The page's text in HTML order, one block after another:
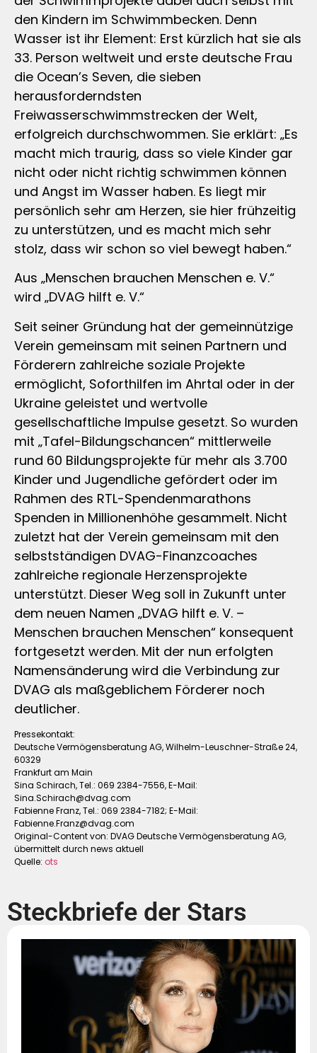
den Kindern im Schwimmbecken. Denn
Wasser ist ihr Element: Erst kürzlich hat sie als
33. Person weltweit und erste deutsche Frau
die Ocean’s Seven, die sieben
herausforderndsten
Freiwasserschwimmstrecken der Welt,
erfolgreich durchschwommen. Sie erklärt: „Es
macht mich traurig, dass so viele Kinder gar
nicht oder nicht richtig schwimmen können
und Angst im Wasser haben. Es liegt mir
persönlich sehr am Herzen, sie hier frühzeitig
zu unterstützen, und es macht mich sehr
stolz, dass wir schon so viel bewegt haben.“
Aus „Menschen brauchen Menschen e. V.“
wird „DVAG hilft e. V.“
Seit seiner Gründung hat der gemeinnützige
Verein gemeinsam mit seinen Partnern und
Förderern zahlreiche soziale Projekte
ermöglicht, Soforthilfen im Ahrtal oder in der
Ukraine geleistet und wertvolle
gesellschaftliche Impulse gesetzt. So wurden
mit „Tafel-Bildungschancen“ mittlerweile
rund 60 Bildungsprojekte für mehr als 3.700
Kinder und Jugendliche gefördert oder im
Rahmen des RTL-Spendenmarathons
Spenden in Millionenhöhe gesammelt. Nicht
zuletzt hat der Verein gemeinsam mit den
selbstständigen DVAG-Finanzcoaches
zahlreiche regionale Herzensprojekte
unterstützt. Dieser Weg soll in Zukunft unter
dem neuen Namen „DVAG hilft e. V. –
Menschen brauchen Menschen“ konsequent
fortgesetzt werden. Mit der nun erfolgten
Namensänderung wird die Verbindung zur
DVAG als maßgeblichem Förderer noch
deutlicher.
Pressekontakt:
Deutsche Vermögensberatung AG, Wilhelm-Leuschner-Straße 24,
60329
Frankfurt am Main
Sina Schirach, Tel.: 069 2384-7556, E-Mail:
Sina.Schirach@dvag.com
Fabienne Franz, Tel.: 069 2384-7182; E-Mail:
Fabienne.Franz@dvag.com
Original-Content von: DVAG Deutsche Vermögensberatung AG,
übermittelt durch news aktuell
Quelle: ots
Steckbriefe der Stars